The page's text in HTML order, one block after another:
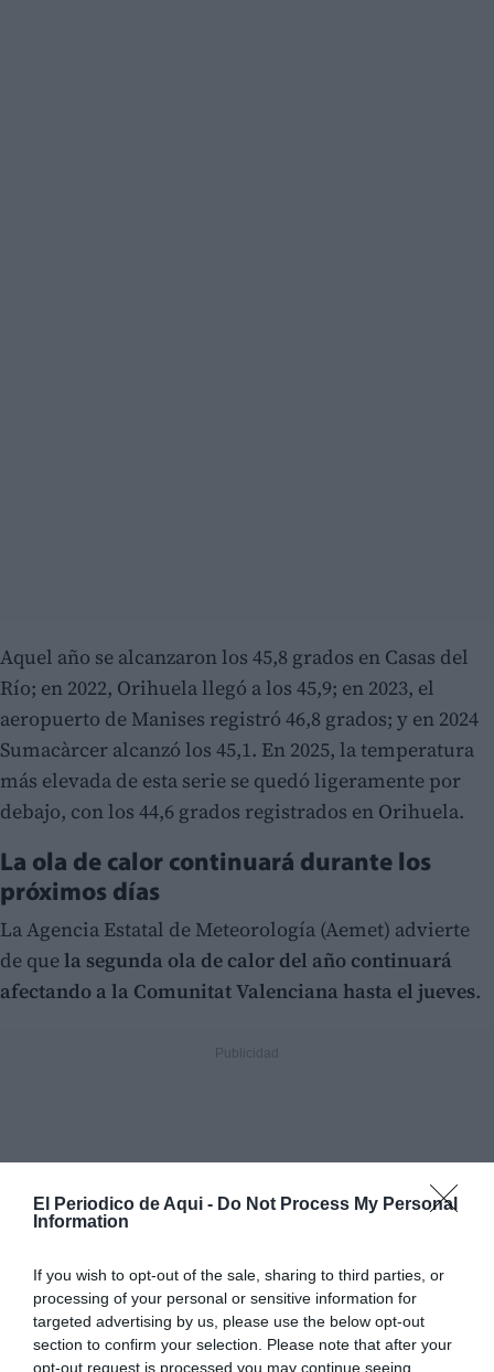
El Periodico de Aqui - Do Not Process My Personal
Information
If you wish to opt-out of the sale, sharing to third parties, or
processing of your personal or sensitive information for
targeted advertising by us, please use the below opt-out
section to confirm your selection. Please note that after your
opt-out request is processed you may continue seeing
Aquel año se alcanzaron los 45,8 grados en Casas del
Río; en 2022, Orihuela llegó a los 45,9; en 2023, el
aeropuerto de Manises registró 46,8 grados; y en 2024
Sumacàrcer alcanzó los 45,1. En 2025, la temperatura
más elevada de esta serie se quedó ligeramente por
debajo, con los 44,6 grados registrados en Orihuela.
La ola de calor continuará durante los
próximos días
La Agencia Estatal de Meteorología (Aemet) advierte
de quela segunda ola de calor del año continuará
afectando a la Comunitat Valenciana hasta el jueves.